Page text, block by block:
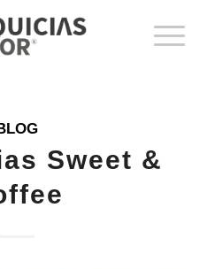
Sweet &